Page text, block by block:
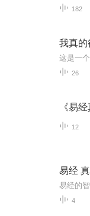
182
我真的
26
《易
12
易经
易经的
4